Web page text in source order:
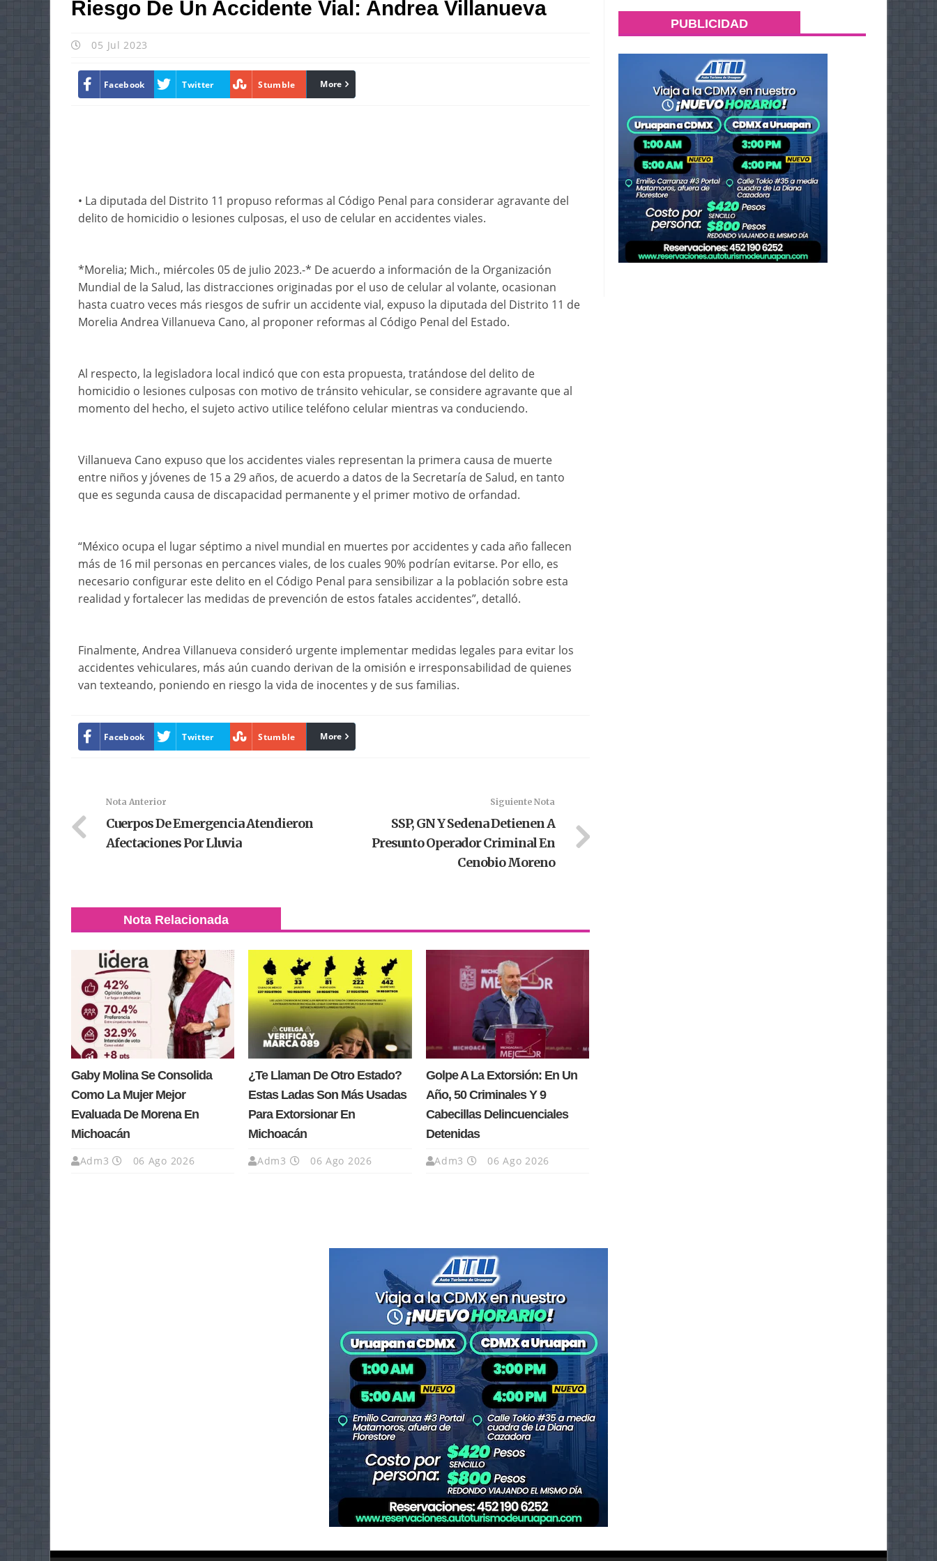
Riesgo De Un Accidente Vial: Andrea Villanueva
05 Jul 2023
Facebook Twitter Stumble linkedin
More
• La diputada del Distrito 11 propuso reformas al Código Penal para considerar agravante del
delito de homicidio o lesiones culposas, el uso de celular en accidentes viales.
*Morelia; Mich., miércoles 05 de julio 2023.-* De acuerdo a información de la Organización
Mundial de la Salud, las distracciones originadas por el uso de celular al volante, ocasionan
hasta cuatro veces más riesgos de sufrir un accidente vial, expuso la diputada del Distrito 11 de
Morelia Andrea Villanueva Cano, al proponer reformas al Código Penal del Estado.
Al respecto, la legisladora local indicó que con esta propuesta, tratándose del delito de
homicidio o lesiones culposas con motivo de tránsito vehicular, se considere agravante que al
momento del hecho, el sujeto activo utilice teléfono celular mientras va conduciendo.
Villanueva Cano expuso que los accidentes viales representan la primera causa de muerte
entre niños y jóvenes de 15 a 29 años, de acuerdo a datos de la Secretaría de Salud, en tanto
que es segunda causa de discapacidad permanente y el primer motivo de orfandad.
“México ocupa el lugar séptimo a nivel mundial en muertes por accidentes y cada año fallecen
más de 16 mil personas en percances viales, de los cuales 90% podrían evitarse. Por ello, es
necesario configurar este delito en el Código Penal para sensibilizar a la población sobre esta
realidad y fortalecer las medidas de prevención de estos fatales accidentes”, detalló.
Finalmente, Andrea Villanueva consideró urgente implementar medidas legales para evitar los
accidentes vehiculares, más aún cuando derivan de la omisión e irresponsabilidad de quienes
van texteando, poniendo en riesgo la vida de inocentes y de sus familias.
Facebook Twitter Stumble linkedin
More
Nota Anterior
Cuerpos De Emergencia Atendieron
Afectaciones Por Lluvia
Siguiente Nota
SSP, GN Y Sedena Detienen A
Presunto Operador Criminal En
Cenobio Moreno
Nota Relacionada
Gaby Molina Se Consolida
Como La Mujer Mejor
Evaluada De Morena En
Michoacán
Adm3 06 Ago 2026
¿Te Llaman De Otro Estado?
Estas Ladas Son Más Usadas
Para Extorsionar En
Michoacán
Adm3 06 Ago 2026
Golpe A La Extorsión: En Un
Año, 50 Criminales Y 9
Cabecillas Delincuenciales
Detenidas
Adm3 06 Ago 2026
PUBLICIDAD